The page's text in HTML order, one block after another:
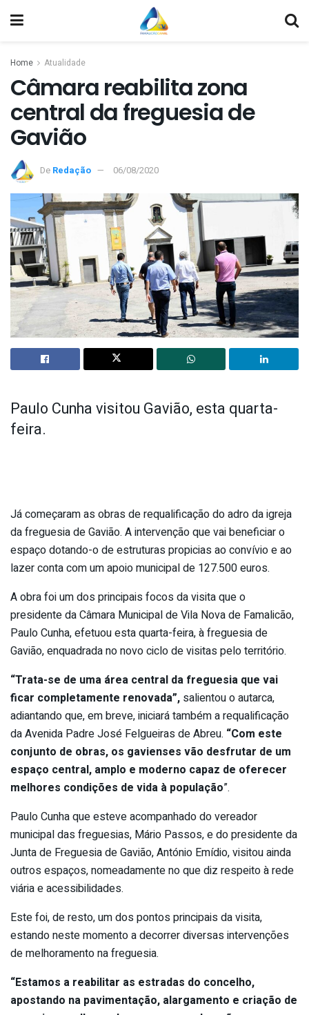
Home Atualidade
Câmara reabilita zona
central da freguesia de
Gavião
De Redação 06/08/2020
Paulo Cunha visitou Gavião, esta quarta-
feira.
Já começaram as obras de requalificação do adro da igreja
da freguesia de Gavião. A intervenção que vai beneficiar o
espaço dotando-o de estruturas propicias ao convívio e ao
lazer conta com um apoio municipal de 127.500 euros.
A obra foi um dos principais focos da visita que o
presidente da Câmara Municipal de Vila Nova de Famalicão,
Paulo Cunha, efetuou esta quarta-feira, à freguesia de
Gavião, enquadrada no novo ciclo de visitas pelo território.
“Trata-se de uma área central da freguesia que vai
ficar completamente renovada”, salientou o autarca,
adiantando que, em breve, iniciará também a requalificação
da Avenida Padre José Felgueiras de Abreu. “Com este
conjunto de obras, os gavienses vão desfrutar de um
espaço central, amplo e moderno capaz de oferecer
melhores condições de vida à população”.
Paulo Cunha que esteve acompanhado do vereador
municipal das freguesias, Mário Passos, e do presidente da
Junta de Freguesia de Gavião, António Emídio, visitou ainda
outros espaços, nomeadamente no que diz respeito à rede
viária e acessibilidades.
Este foi, de resto, um dos pontos principais da visita,
estando neste momento a decorrer diversas intervenções
de melhoramento na freguesia.
“Estamos a reabilitar as estradas do concelho,
apostando na pavimentação, alargamento e criação de